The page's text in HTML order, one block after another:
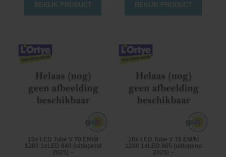
BEKIJK PRODUCT BEKIJK PRODUCT
10x LED Tube V T8 EM/M
1200 1xLED 840 (uitlopend
2025) ~
10x LED Tube V T8 EM/M
1200 1xLED 865 (uitlopend
2025) ~